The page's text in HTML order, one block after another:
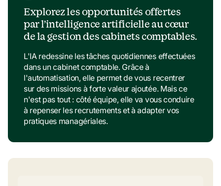
Explorez les opportunités offertes
par l’intelligence artificielle au cœur
de la gestion des cabinets comptables.
L'IA redessine les tâches quotidiennes effectuées
dans un cabinet comptable. Grâce à
l'automatisation, elle permet de vous recentrer
sur des missions à forte valeur ajoutée. Mais ce
n'est pas tout : côté équipe, elle va vous conduire
à repenser les recrutements et à adapter vos
pratiques managériales.